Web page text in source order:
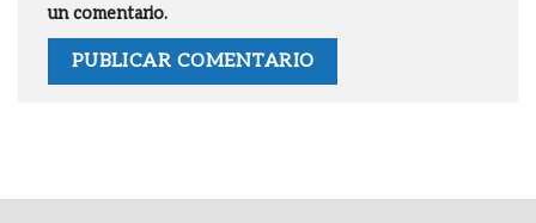
un comentario.